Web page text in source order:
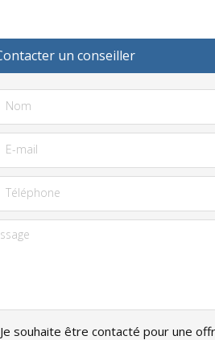
un conseiller
Je souhaite être contacté pour une